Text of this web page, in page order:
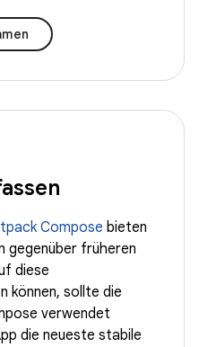
Compose bieten
gegenüber früheren
diese
können, sollte die
verwendet
die neueste stabile